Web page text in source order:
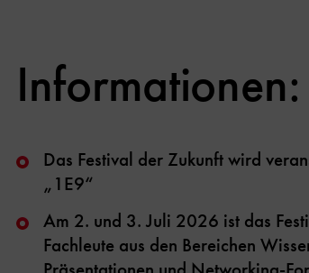
Informationen:
Das Festival der Zukunft wird
„1E9“
Am 2. und 3. Juli 2026 ist das
Fachleute aus den Bereichen